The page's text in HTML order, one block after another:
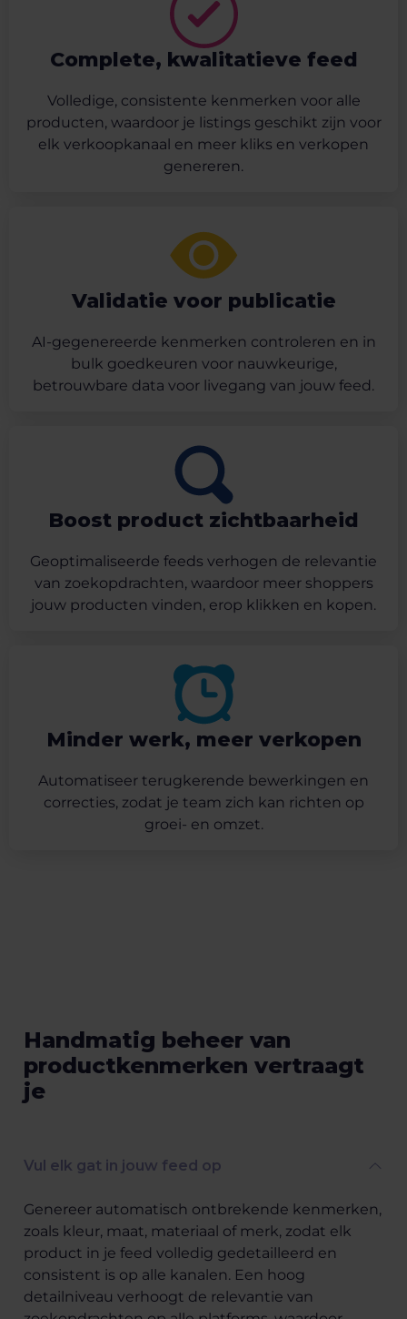
Complete, kwalitatieve feed
Volledige, consistente kenmerken voor alle
producten, waardoor je listings geschikt zijn voor
elk verkoopkanaal en meer kliks en verkopen
genereren.
Validatie voor publicatie
AI-gegenereerde kenmerken controleren en in
bulk goedkeuren voor nauwkeurige,
betrouwbare data voor livegang van jouw feed.
Boost product zichtbaarheid
Geoptimaliseerde feeds verhogen de relevantie
van zoekopdrachten, waardoor meer shoppers
jouw producten vinden, erop klikken en kopen.
Minder werk, meer verkopen
Automatiseer terugkerende bewerkingen en
correcties, zodat je team zich kan richten op
groei- en omzet.
Handmatig beheer van
productkenmerken vertraagt
je
Vul elk gat in jouw feed op
Genereer automatisch ontbrekende kenmerken,
zoals kleur, maat, materiaal of merk, zodat elk
product in je feed volledig gedetailleerd en
consistent is op alle kanalen. Een hoog
detailniveau verhoogt de relevantie van